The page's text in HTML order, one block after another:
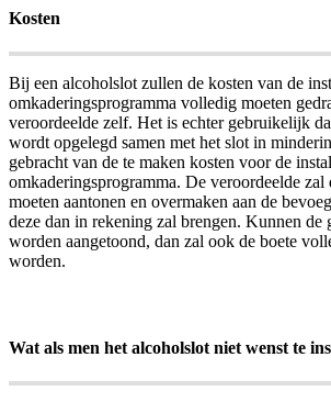
Kosten
Bij een alcoholslot zullen de kosten van de
omkaderingsprogramma volledig moeten
veroordeelde zelf. Het is echter gebruikelijk
wordt opgelegd samen met het slot in
gebracht van de te maken kosten voor de
omkaderingsprogramma. De veroordeelde zal
moeten aantonen en overmaken aan de
deze dan in rekening zal brengen. Kunnen de
worden aangetoond, dan zal ook de boete
worden.
Wat als men het alcoholslot niet wenst te